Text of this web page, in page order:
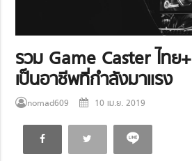
รวม Game Caster ไทย
เป็นอาชีพที่กำลังมาแรง
nomad609 10 เม.ย. 2019